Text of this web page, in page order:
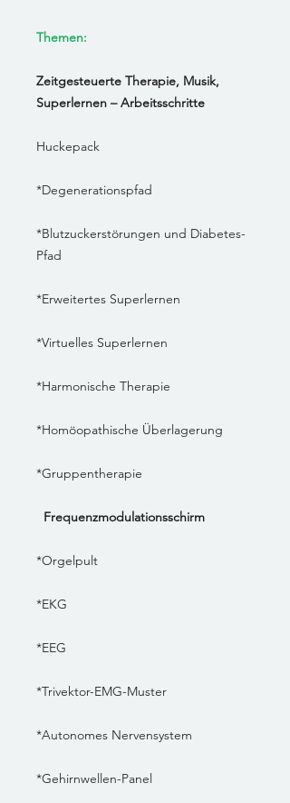
Themen:
Zeitgesteuerte Therapie, Musik,
Superlernen – Arbeitsschritte
Huckepack
*Degenerationspfad
*Blutzuckerstörungen und Diabetes-
Pfad
*Erweitertes Superlernen
*Virtuelles Superlernen
*Harmonische Therapie
*Homöopathische Überlagerung
*Gruppentherapie
Frequenzmodulationsschirm
*Orgelpult
*EKG
*EEG
*Trivektor-EMG-Muster
*Autonomes Nervensystem
*Gehirnwellen-Panel